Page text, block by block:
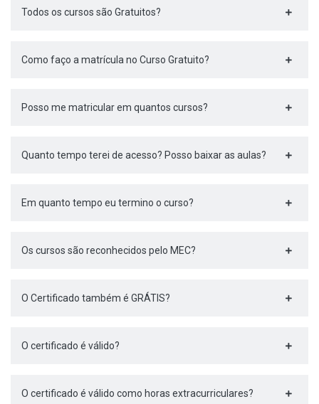
Todos os cursos são Gratuitos?
Como faço a matrícula no Curso Gratuito?
Posso me matricular em quantos cursos?
Quanto tempo terei de acesso? Posso baixar as aulas?
Em quanto tempo eu termino o curso?
Os cursos são reconhecidos pelo MEC?
O Certificado também é GRÁTIS?
O certificado é válido?
O certificado é válido como horas extracurriculares?